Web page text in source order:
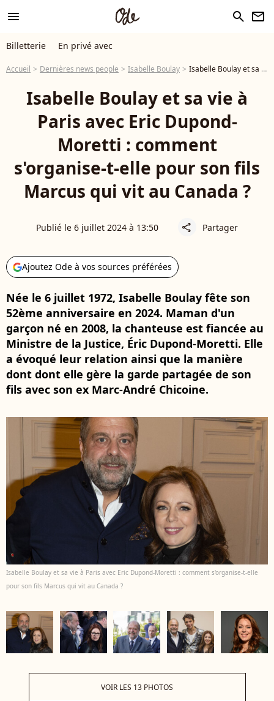
menu search newsletter
Billetterie En privé avec
Accueil Dernières news people Isabelle Boulay Isabelle Boulay et sa vie à Paris avec Eric Dupond-Moretti : comment s'organise-t-elle pour son fils Marcus qui vit au Canada ?
Isabelle Boulay et sa vie à
Paris avec Eric Dupond-
Moretti : comment
s'organise-t-elle pour son fils
Marcus qui vit au Canada ?
Publié le 6 juillet 2024 à 13:50 share Partager
Ajoutez Ode à vos sources préférées
Née le 6 juillet 1972, Isabelle Boulay fête son
52ème anniversaire en 2024. Maman d'un
garçon né en 2008, la chanteuse est fiancée au
Ministre de la Justice, Éric Dupond-Moretti. Elle
a évoqué leur relation ainsi que la manière
dont dont elle gère la garde partagée de son
fils avec son ex Marc-André Chicoine.
Isabelle Boulay et sa vie à Paris avec Eric Dupond-Moretti : comment s'organise-t-elle
pour son fils Marcus qui vit au Canada ?
VOIR LES 13 PHOTOS